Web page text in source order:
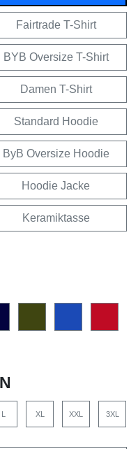
Fairtrade T-Shirt
BYB Oversize T-Shirt
Damen T-Shirt
Standard Hoodie
ByB Oversize Hoodie
Hoodie Jacke
Keramiktasse
L XL XXL 3XL